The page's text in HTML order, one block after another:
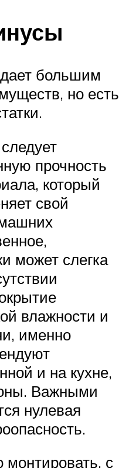
большим
но есть
прочность
который
свой
может слегка
влажности и
именно
и на кухне,
Важными
нулевая
монтировать, с